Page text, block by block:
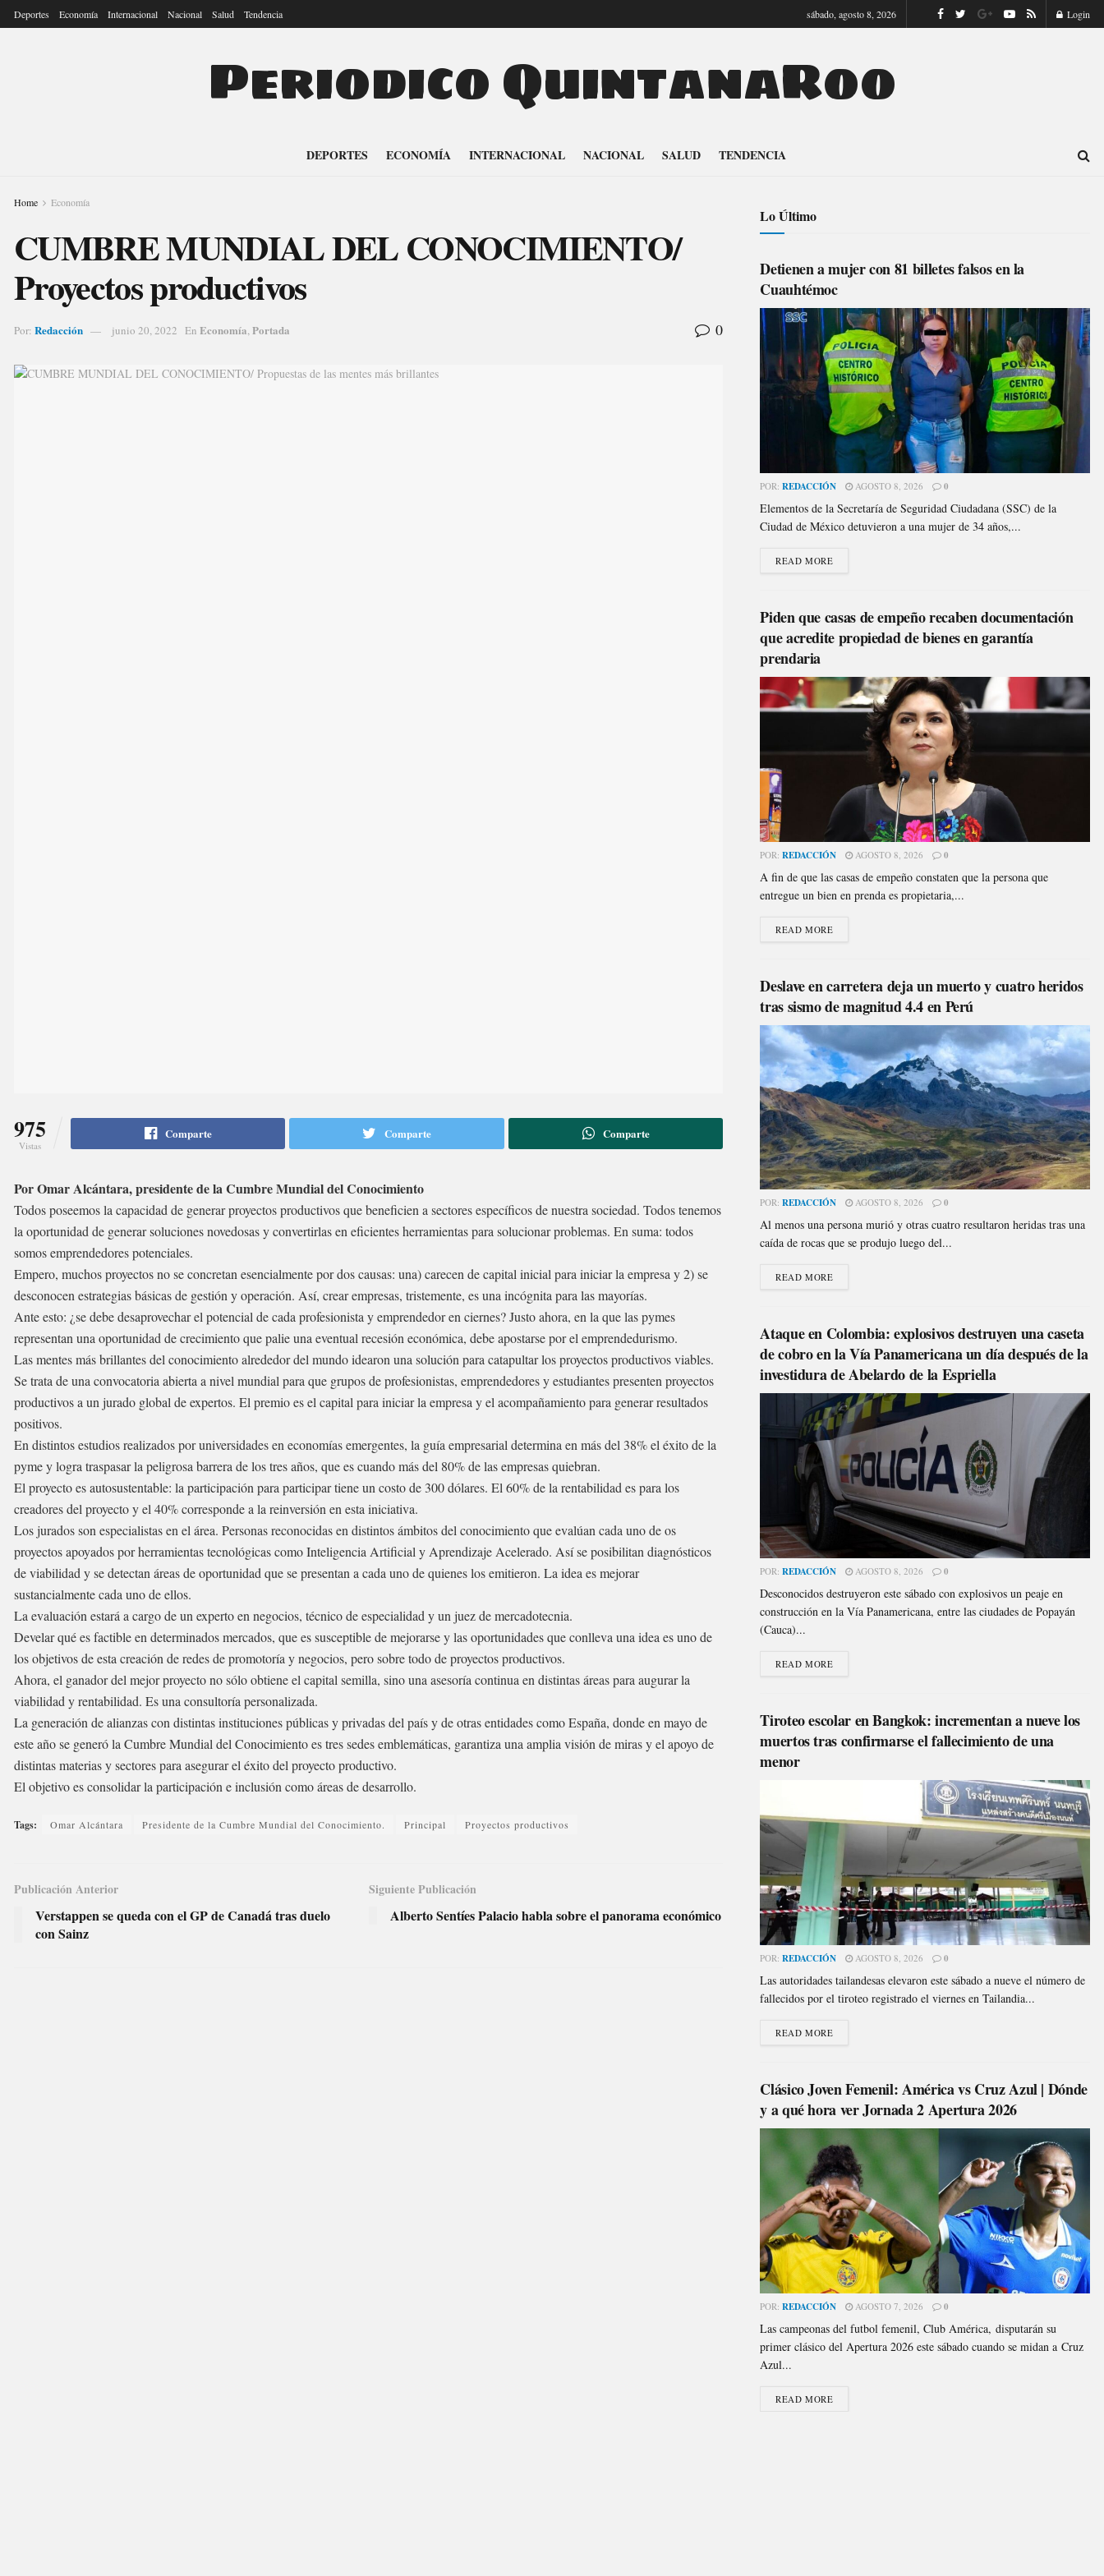
Deportes Economía Internacional Nacional Salud Tendencia sábado, agosto 8, 2026 Login
Periodico QuintanaRoo
DEPORTES ECONOMÍA INTERNACIONAL NACIONAL SALUD TENDENCIA
Home Economía
CUMBRE MUNDIAL DEL CONOCIMIENTO/
Proyectos productivos
Por: Redacción junio 20, 2022 En Economía,Portada 0
975
Vistas
Comparte Comparte Comparte
Por Omar Alcántara, presidente de la Cumbre Mundial del Conocimiento
Todos poseemos la capacidad de generar proyectos productivos que beneficien a sectores específicos de nuestra sociedad. Todos tenemos
la oportunidad de generar soluciones novedosas y convertirlas en eficientes herramientas para solucionar problemas. En suma: todos
somos emprendedores potenciales.
Empero, muchos proyectos no se concretan esencialmente por dos causas: una) carecen de capital inicial para iniciar la empresa y 2) se
desconocen estrategias básicas de gestión y operación. Así, crear empresas, tristemente, es una incógnita para las mayorías.
Ante esto: ¿se debe desaprovechar el potencial de cada profesionista y emprendedor en ciernes? Justo ahora, en la que las pymes
representan una oportunidad de crecimiento que palie una eventual recesión económica, debe apostarse por el emprendedurismo.
Las mentes más brillantes del conocimiento alrededor del mundo idearon una solución para catapultar los proyectos productivos viables.
Se trata de una convocatoria abierta a nivel mundial para que grupos de profesionistas, emprendedores y estudiantes presenten proyectos
productivos a un jurado global de expertos. El premio es el capital para iniciar la empresa y el acompañamiento para generar resultados
positivos.
En distintos estudios realizados por universidades en economías emergentes, la guía empresarial determina en más del 38% el éxito de la
pyme y logra traspasar la peligrosa barrera de los tres años, que es cuando más del 80% de las empresas quiebran.
El proyecto es autosustentable: la participación para participar tiene un costo de 300 dólares. El 60% de la rentabilidad es para los
creadores del proyecto y el 40% corresponde a la reinversión en esta iniciativa.
Los jurados son especialistas en el área. Personas reconocidas en distintos ámbitos del conocimiento que evalúan cada uno de os
proyectos apoyados por herramientas tecnológicas como Inteligencia Artificial y Aprendizaje Acelerado. Así se posibilitan diagnósticos
de viabilidad y se detectan áreas de oportunidad que se presentan a cada uno de quienes los emitieron. La idea es mejorar
sustancialmente cada uno de ellos.
La evaluación estará a cargo de un experto en negocios, técnico de especialidad y un juez de mercadotecnia.
Develar qué es factible en determinados mercados, que es susceptible de mejorarse y las oportunidades que conlleva una idea es uno de
los objetivos de esta creación de redes de promotoría y negocios, pero sobre todo de proyectos productivos.
Ahora, el ganador del mejor proyecto no sólo obtiene el capital semilla, sino una asesoría continua en distintas áreas para augurar la
viabilidad y rentabilidad. Es una consultoría personalizada.
La generación de alianzas con distintas instituciones públicas y privadas del país y de otras entidades como España, donde en mayo de
este año se generó la Cumbre Mundial del Conocimiento es tres sedes emblemáticas, garantiza una amplia visión de miras y el apoyo de
distintas materias y sectores para asegurar el éxito del proyecto productivo.
El objetivo es consolidar la participación e inclusión como áreas de desarrollo.
Tags: Omar Alcántara Presidente de la Cumbre Mundial del Conocimiento. Principal Proyectos productivos
Publicación Anterior
Verstappen se queda con el GP de Canadá tras duelo
con Sainz
Siguiente Publicación
Alberto Sentíes Palacio habla sobre el panorama económico
Lo Último
Detienen a mujer con 81 billetes falsos en la
Cuauhtémoc
POR: REDACCIÓN AGOSTO 8, 2026 0
Elementos de la Secretaría de Seguridad Ciudadana (SSC) de la
Ciudad de México detuvieron a una mujer de 34 años,...
READ MORE
Piden que casas de empeño recaben documentación
que acredite propiedad de bienes en garantía
prendaria
POR: REDACCIÓN AGOSTO 8, 2026 0
A fin de que las casas de empeño constaten que la persona que
entregue un bien en prenda es propietaria,...
READ MORE
Deslave en carretera deja un muerto y cuatro heridos
tras sismo de magnitud 4.4 en Perú
POR: REDACCIÓN AGOSTO 8, 2026 0
Al menos una persona murió y otras cuatro resultaron heridas tras una
caída de rocas que se produjo luego del...
READ MORE
Ataque en Colombia: explosivos destruyen una caseta
de cobro en la Vía Panamericana un día después de la
investidura de Abelardo de la Espriella
POR: REDACCIÓN AGOSTO 8, 2026 0
Desconocidos destruyeron este sábado con explosivos un peaje en
construcción en la Vía Panamericana, entre las ciudades de Popayán
(Cauca)...
READ MORE
Tiroteo escolar en Bangkok: incrementan a nueve los
muertos tras confirmarse el fallecimiento de una
menor
POR: REDACCIÓN AGOSTO 8, 2026 0
Las autoridades tailandesas elevaron este sábado a nueve el número de
fallecidos por el tiroteo registrado el viernes en Tailandia...
READ MORE
Clásico Joven Femenil: América vs Cruz Azul | Dónde
y a qué hora ver Jornada 2 Apertura 2026
POR: REDACCIÓN AGOSTO 7, 2026 0
Las campeonas del futbol femenil, Club América, disputarán su
primer clásico del Apertura 2026 este sábado cuando se midan a Cruz
Azul...
READ MORE